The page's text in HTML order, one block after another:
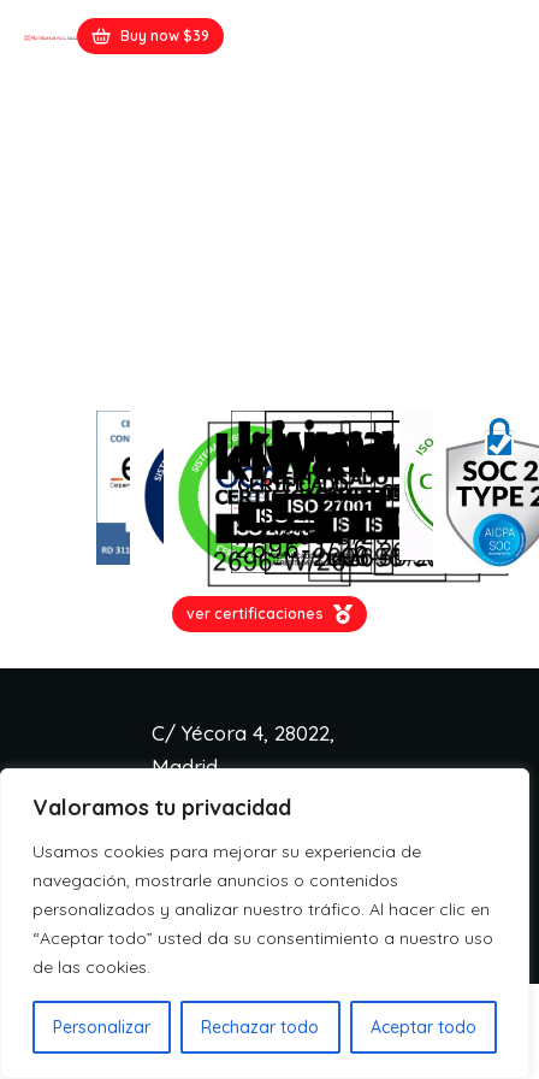
Valoramos tu privacidad
Usamos cookies para mejorar su experiencia de
navegación, mostrarle anuncios o contenidos
personalizados y analizar nuestro tráfico. Al hacer clic en
“Aceptar todo” usted da su consentimiento a nuestro uso
de las cookies.
Personalizar Rechazar todo Aceptar todo
Buy now $39
ver certificaciones
C/ Yécora 4, 28022,
Madrid
info@aspa.cloud
+34 918 333 233
Aviso legal
Política de cookies
Política de privacidad